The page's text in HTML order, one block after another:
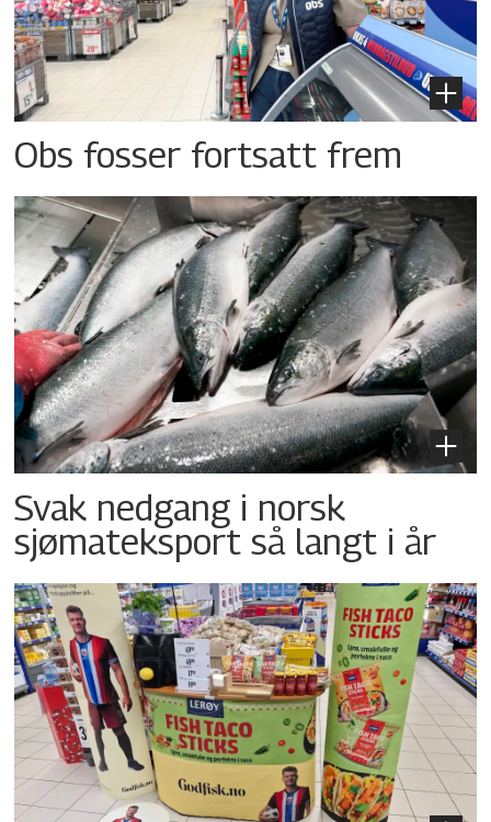
Obs fosser fortsatt frem
Svak nedgang i norsk
sjømateksport så langt i år